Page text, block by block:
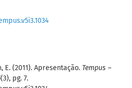
E. (2011). Apresentação. Tempus –
(3), pg. 7.